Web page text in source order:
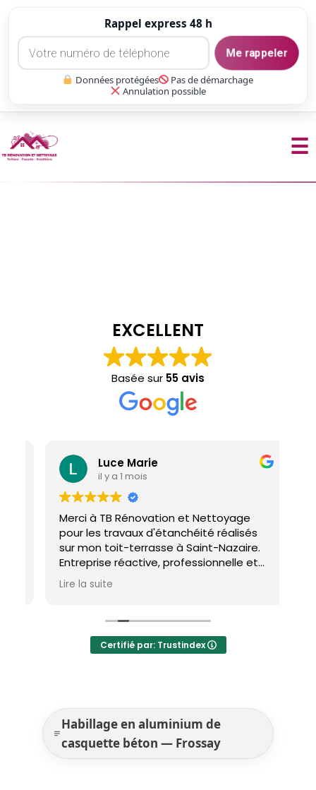
Rappel express 48 h
Me rappeler
Données protégées
Pas de démarchage
Annulation possible
☰
EXCELLENT
Basée sur 55 avis
Luce Marie
il y a 1 mois
Merci à TB Rénovation et Nettoyage
pour les travaux d'étanchéité réalisés
sur mon toit-terrasse à Saint-Nazaire.
Entreprise réactive, professionnelle et
agréable. Le travail a été réalisé avec
soin et dans les délais. Je recommande
Lire la suite
Certifié par: Trustindex
Habillage en aluminium de
casquette béton — Frossay